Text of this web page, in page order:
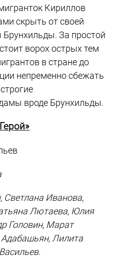
Кириллов
скрыть от своей
За простой
ворох острых тем
в стране до
непременно сбежать
вроде Брунхильды.
Герой»
Светлана Иванова,
Лютаева, Юлия
Головин, Марат
Лилита